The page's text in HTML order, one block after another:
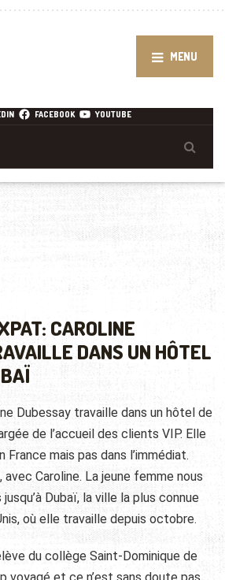
MENU
FACEBOOK YOUTUBE
CAROLINE
DANS UN HÔTEL
Dubessay travaille dans un hôtel de
de l’accueil des clients VIP. Elle
France mais pas dans l’immédiat.
Caroline. La jeune femme nous
Dubaï, la ville la plus connue
où elle travaille depuis octobre.
du collège Saint-Dominique de